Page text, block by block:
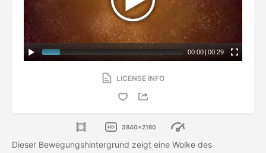
00:00 | 00:29
LICENSE INFO
3840x2160
Dieser Bewegungshintergrund zeigt eine Wolke des